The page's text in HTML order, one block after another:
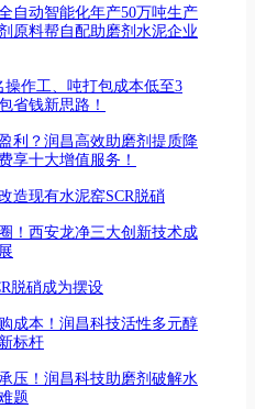
自动智能化年产50万吨生产
原料帮自配助磨剂水泥企业
操作工、吨打包成本低至3
省钱新思路！
利？润昌高效助磨剂提质降
享十大增值服务！
造现有水泥窑SCR脱硝
！西安龙净三大创新技术成
脱硝成为摆设
成本！润昌科技活性多元醇
标杆
压！润昌科技助磨剂破解水
题